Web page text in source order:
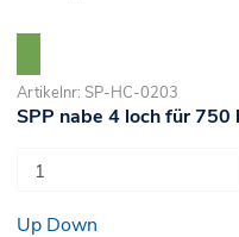
Artikelnr: SP-HC-0203
SPP nabe 4 loch für
Up Down